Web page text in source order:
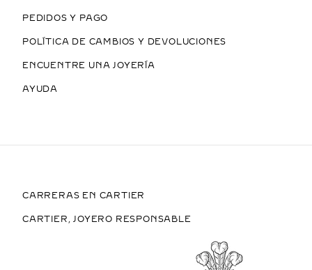
PEDIDOS Y PAGO
POLÍTICA DE CAMBIOS Y DEVOLUCIONES
ENCUENTRE UNA JOYERÍA
AYUDA
CARRERAS EN CARTIER
CARTIER, JOYERO RESPONSABLE